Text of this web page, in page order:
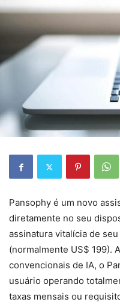
Pansophy é um novo
diretamente no seu
assinatura vitalícia de
(normalmente US$ 199).
convencionais de IA, o
usuário operando
taxas mensais ou